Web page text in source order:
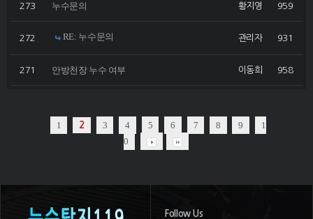
273 누수문의 황지영 959
272 RE: 누수문의 관리자 931
271 안방천장 누수 여부 이동희 958
1 2 3 4 5 6 7 8 9
1
0
Follow Us